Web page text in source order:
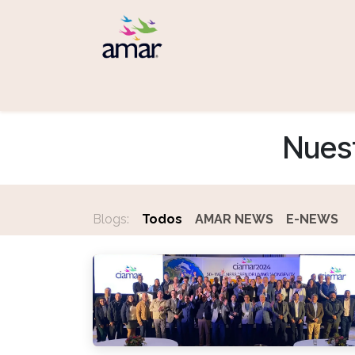
Blogs: Todos AMAR NEWS E-NEWS